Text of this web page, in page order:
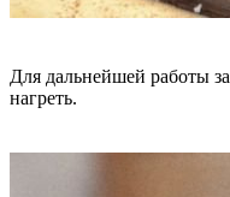
Для дальнейшей работы
нагреть.